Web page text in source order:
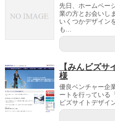
先日、ホームペー
業の方とお会いし
いくつかデザイン
も...
【みんビズ
様
優良ベンチャー企
ートを行っている
ビズサイトデザイ